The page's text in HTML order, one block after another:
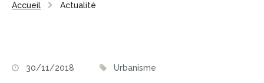
Accueil Actualité
30/11/2018 Urbanisme